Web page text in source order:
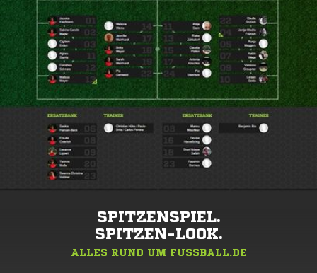
SPITZENSPIEL.
SPITZEN-LOOK.
ALLES RUND UM FUSSBALL.DE